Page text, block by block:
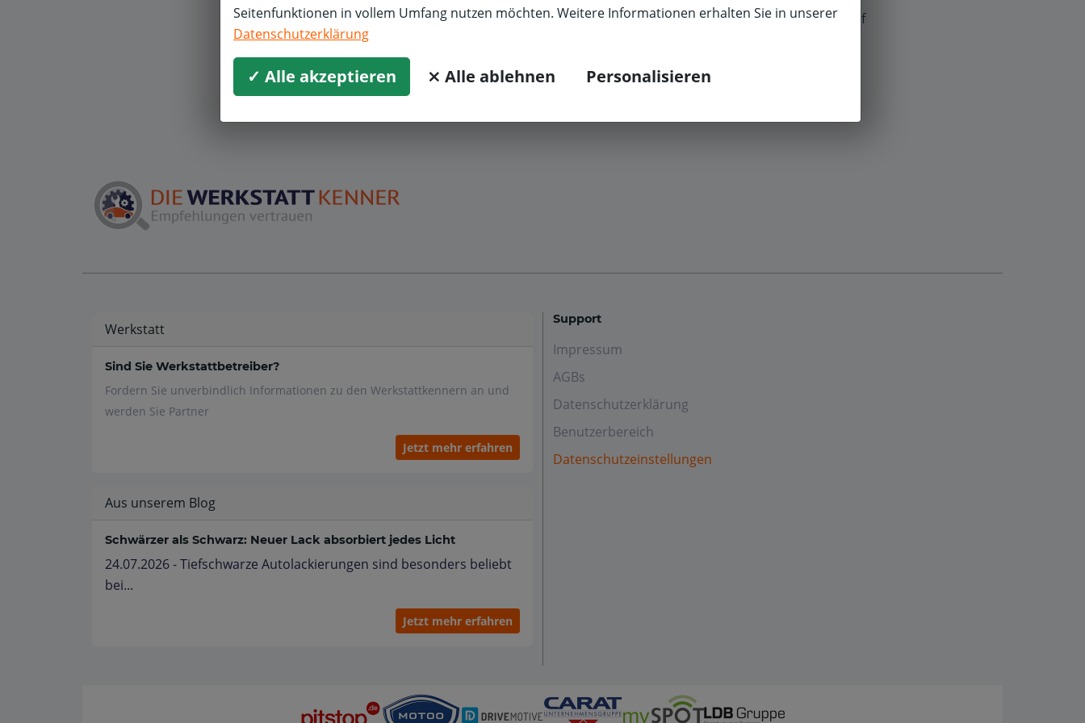
Mit freundlichen Grüßen
Ihr pitstop.de-Team
Werkstatt
Sind Sie Werkstattbetreiber?
Fordern Sie unverbindlich Informationen zu den Werkstattkennern an und
werden Sie Partner
Jetzt mehr erfahren
Aus unserem Blog
Schwärzer als Schwarz: Neuer Lack absorbiert jedes Licht
24.07.2026 - Tiefschwarze Autolackierungen sind besonders beliebt
bei...
Jetzt mehr erfahren
Support
Impressum
AGBs
Datenschutzerklärung
Benutzerbereich
Datenschutzeinstellungen
Seitenfunktionen in vollem Umfang nutzen möchten. Weitere Informationen erhalten Sie in unserer
Datenschutzerklärung
✓ Alle akzeptieren ⨯ Alle ablehnen Personalisieren
f